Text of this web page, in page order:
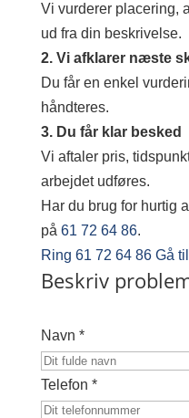
Vi vurderer placering,
ud fra din beskrivelse.
2. Vi afklarer næste
Du får en enkel
håndteres.
3. Du får klar besked
Vi aftaler pris,
arbejdet udføres.
Har du brug for hurtig
på 61 72 64 86.
Ring 61 72 64 86 Gå
Beskriv
Navn *
Telefon *